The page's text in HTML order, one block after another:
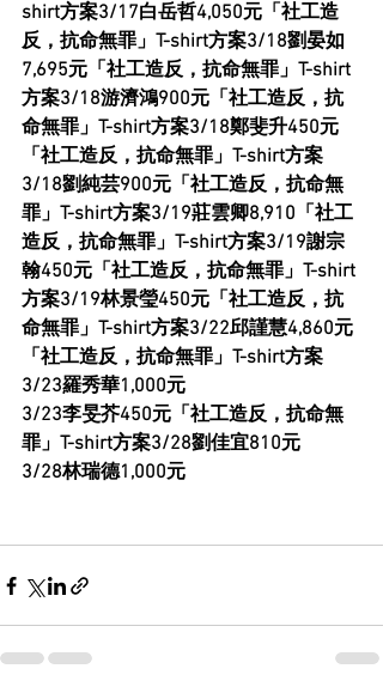
shirt方案3/17白岳哲4,050元「社工造
反，抗命無罪」T-shirt方案3/18劉晏如
7,695元「社工造反，抗命無罪」T-shirt
方案3/18游濟鴻900元「社工造反，抗
命無罪」T-shirt方案3/18鄭斐升450元
「社工造反，抗命無罪」T-shirt方案
3/18劉純芸900元「社工造反，抗命無
罪」T-shirt方案3/19莊雲卿8,910「社工
造反，抗命無罪」T-shirt方案3/19謝宗
翰450元「社工造反，抗命無罪」T-shirt
方案3/19林景瑩450元「社工造反，抗
命無罪」T-shirt方案3/22邱謹慧4,860元
「社工造反，抗命無罪」T-shirt方案
3/23羅秀華1,000元
3/23李旻芥450元「社工造反，抗命無
罪」T-shirt方案3/28劉佳宜810元
3/28林瑞德1,000元